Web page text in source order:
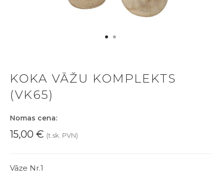
KOKA VĀŽU KOMPLEKTS
(VK65)
Nomas cena:
15,00 € (t.sk. PVN)
Vāze Nr.1